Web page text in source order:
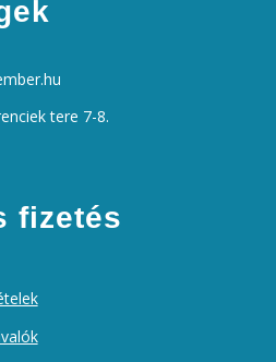
tere 7-8.
fizetés